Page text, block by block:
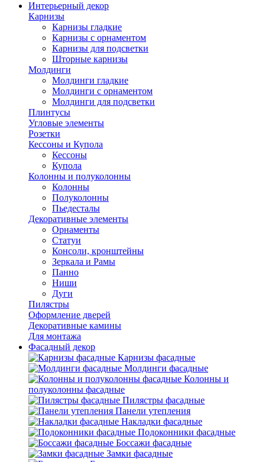
Интерьерный декор
Карнизы
Карнизы гладкие
Карнизы с орнаментом
Карнизы для подсветки
Шторные карнизы
Молдинги
Молдинги гладкие
Молдинги с орнаментом
Молдинги для подсветки
Плинтусы
Угловые элементы
Розетки
Кессоны и Купола
Кессоны
Купола
Колонны и полуколонны
Колонны
Полуколонны
Пьедесталы
Декоративные элементы
Орнаменты
Статуи
Консоли, кронштейны
Зеркала и Рамы
Панно
Ниши
Дуги
Пилястры
Оформление дверей
Декоративные камины
Для монтажа
Фасадный декор
Карнизы фасадные
Молдинги фасадные
Колонны и
полуколонны фасадные
Пилястры фасадные
Панели утепления
Накладки фасадные
Подоконники фасадные
Боссажи фасадные
Замки фасадные